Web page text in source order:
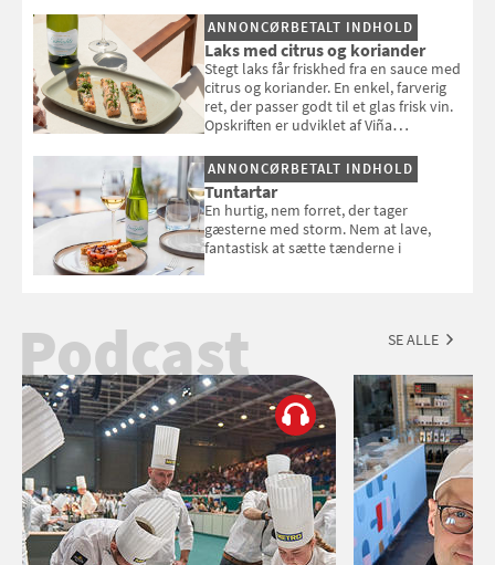
selvstændigt måltid. Opskriften er fra
Louisa Lorangs kogebog "Salat".
ANNONCØRBETALT INDHOLD
Laks med citrus og koriander
Stegt laks får friskhed fra en sauce med
citrus og koriander. En enkel, farverig
ret, der passer godt til et glas frisk vin.
Opskriften er udviklet af Viña
ANNONCØRBETALT INDHOLD
Tuntartar
En hurtig, nem forret, der tager
gæsterne med storm. Nem at lave,
fantastisk at sætte tænderne i
Podcast SE ALLE